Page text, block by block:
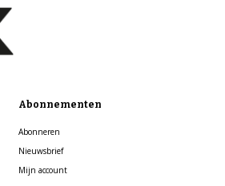
Abonnementen
Abonneren
Nieuwsbrief
Mijn account